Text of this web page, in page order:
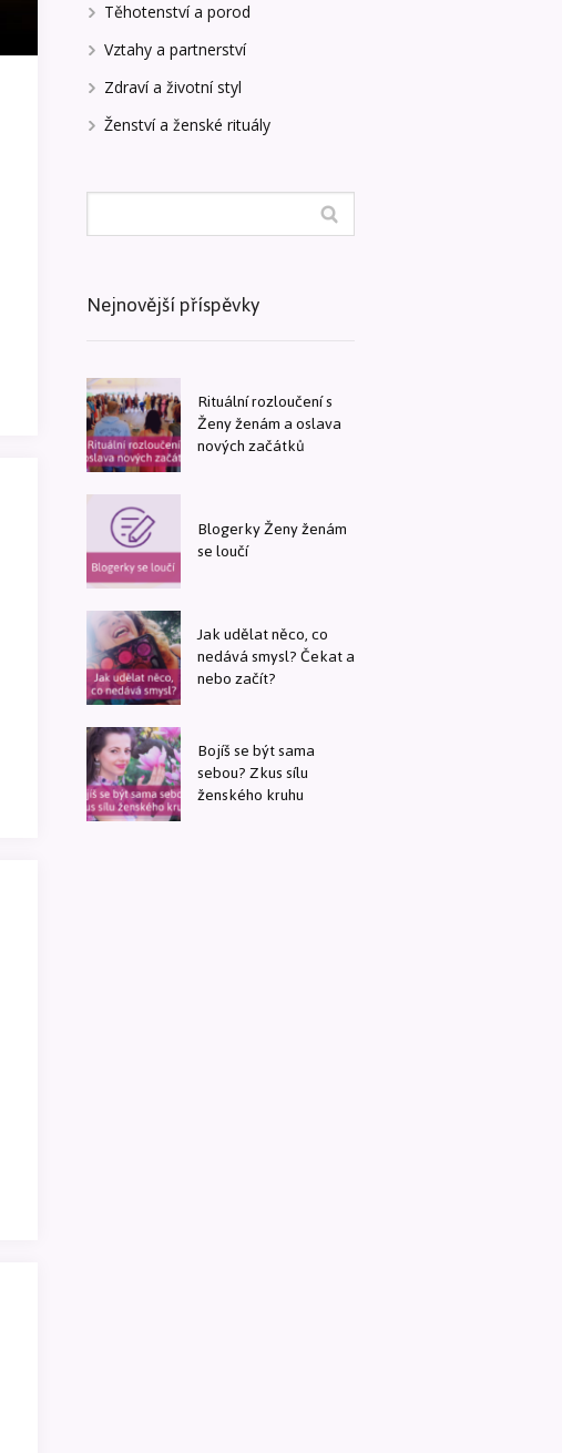
Těhotenství a porod
Vztahy a partnerství
Zdraví a životní styl
Ženství a ženské rituály
Nejnovější příspěvky
Rituální rozloučení s
Ženy ženám a oslava
nových začátků
Blogerky Ženy ženám
se loučí
Jak udělat něco, co
nedává smysl? Čekat a
nebo začít?
Bojíš se být sama
sebou? Zkus sílu
ženského kruhu